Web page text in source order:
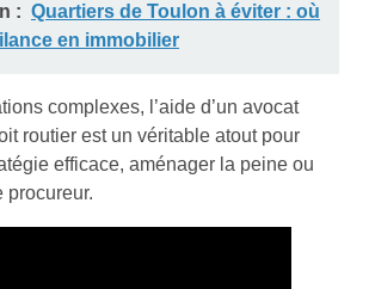
: Quartiers de Toulon à éviter : où
en immobilier
complexes, l’aide d’un avocat
routier est un véritable atout pour
efficace, aménager la peine ou
procureur.